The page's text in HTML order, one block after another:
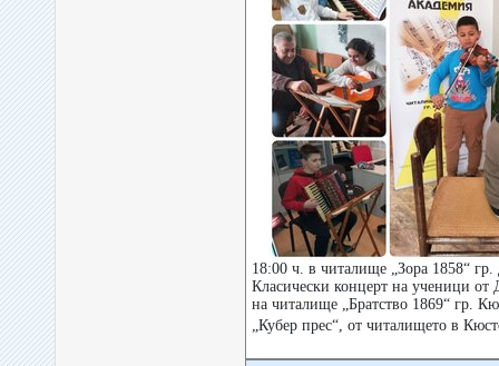
18:00 ч. в читалище „Зора 1858“
Класически концерт на ученици от
на читалище „Братство 1869“ гр.
„Кубер прес“, от читалището в